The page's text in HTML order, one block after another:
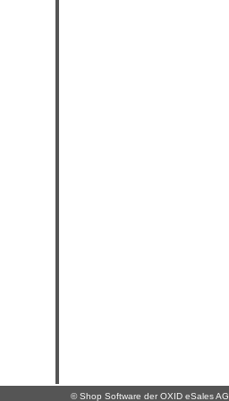
©Shop Software der OXID eSales AG